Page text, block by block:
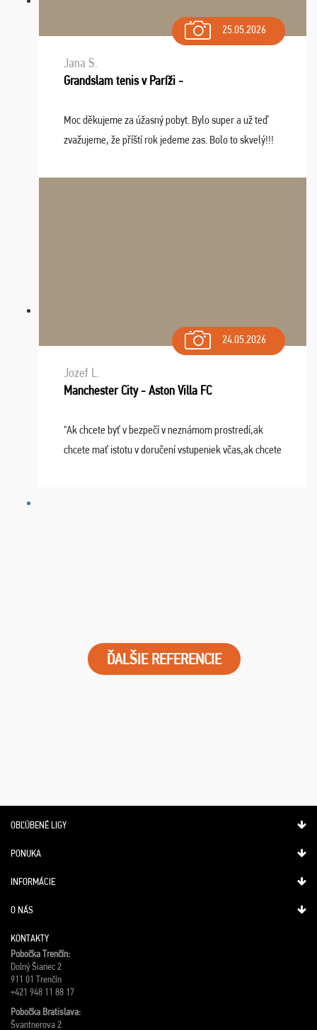
25.05.2026
Jana S.
Grandslam tenis v Paríži -
Moc děkujeme za úžasný pobyt. Bylo super a už teď
zvažujeme, že příští rok jedeme zas. Bolo to skvelý!!!
24.05.2026
Jozef L.
Manchester City - Aston Villa FC
"Ak chcete byť v bezpečí v neznámom prostredí,ak
chcete mať istotu v doručení vstupeniek včas,ak chcete
ĎALŠIE REFERENCIE
OBĽÚBENÉ LIGY
PONUKA
INFORMÁCIE
O NÁS
KONTAKTY
Pobočka Trenčín:
Dolný Šianec 2
911 01 Trenčín
+421 948 11 88 17
Pobočka Bratislava:
Švantnerova 2